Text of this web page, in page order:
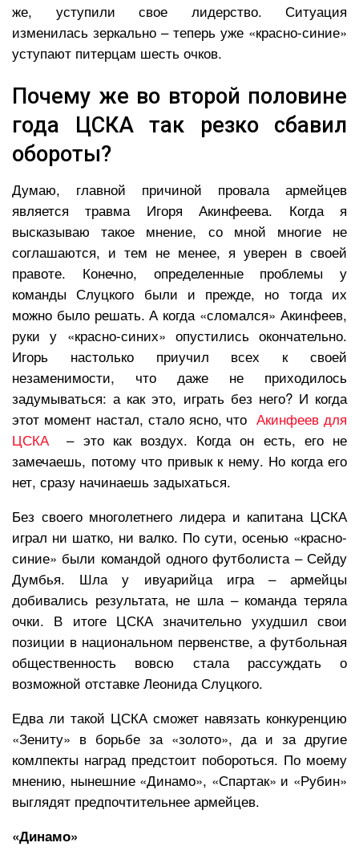
же, уступили свое лидерство. Ситуация
изменилась зеркально – теперь уже «красно-синие»
уступают питерцам шесть очков.
Почему же во второй половине
года ЦСКА так резко сбавил
обороты?
Думаю, главной причиной провала армейцев
является травма Игоря Акинфеева. Когда я
высказываю такое мнение, со мной многие не
соглашаются, и тем не менее, я уверен в своей
правоте. Конечно, определенные проблемы у
команды Слуцкого были и прежде, но тогда их
можно было решать. А когда «сломался» Акинфеев,
руки у «красно-синих» опустились окончательно.
Игорь настолько приучил всех к своей
незаменимости, что даже не приходилось
задумываться: а как это, играть без него? И когда
этот момент настал, стало ясно, чтоАкинфеев для
ЦСКА
– это как воздух. Когда он есть, его не
замечаешь, потому что привык к нему. Но когда его
нет, сразу начинаешь задыхаться.
Без своего многолетнего лидера и капитана ЦСКА
играл ни шатко, ни валко. По сути, осенью «красно-
синие» были командой одного футболиста – Сейду
Думбья. Шла у ивуарийца игра – армейцы
добивались результата, не шла – команда теряла
очки. В итоге ЦСКА значительно ухудшил свои
позиции в национальном первенстве, а футбольная
общественность вовсю стала рассуждать о
возможной отставке Леонида Слуцкого.
Едва ли такой ЦСКА сможет навязать конкуренцию
«Зениту» в борьбе за «золото», да и за другие
комлпекты наград предстоит побороться. По моему
мнению, нынешние «Динамо», «Спартак» и «Рубин»
выглядят предпочтительнее армейцев.
«Динамо»